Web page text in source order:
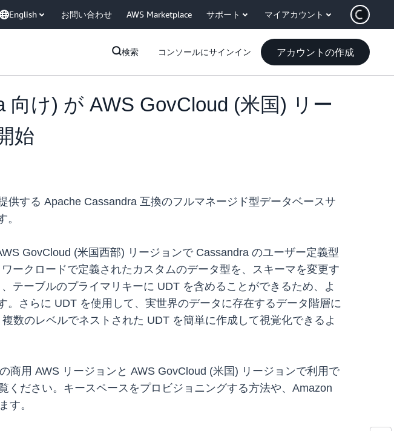
English お問い合わせ AWS Marketplace サポート マイアカウント
検索 コンソールにサインイン アカウントの作成
け) が AWS GovCloud (米国) リー
始
供する Apache Cassandra 互換のフルマネージド型データベースサ
GovCloud (米国西部) リージョンで Cassandra のユーザー定義型
ークロードで定義されたカスタムのデータ型を、スキーマを変更す
テーブルのプライマリキーに UDT を含めることができるため、よ
さらに UDT を使用して、実世界のデータに存在するデータ階層に
数のレベルでネストされた UDT を簡単に作成して視覚化できるよ
商用 AWS リージョンと AWS GovCloud (米国) リージョンで利用で
ください。キースペースをプロビジョニングする方法や、Amazon
す。